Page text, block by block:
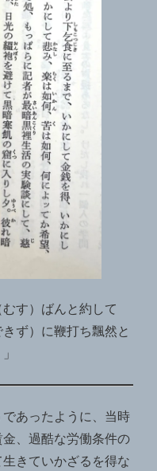
むす）ばんと約して
ず）に鞭打ち飄然と
あったように、当時
、過酷な労働条件の
きていかざるを得な